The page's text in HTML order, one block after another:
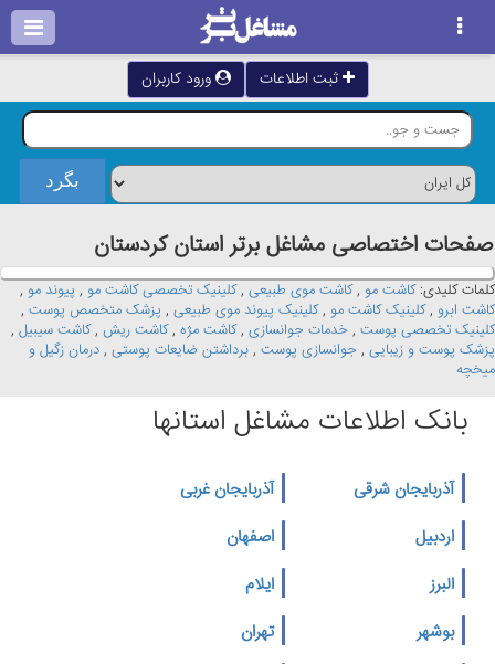
ثبت اطلاعات ورود کاربران
صفحات اختصاصی مشاغل برتر استان كردستان
کلمات کلیدی:کاشت مو ,کاشت موی طبیعی ,کلینیک تخصصی کاشت مو , پیوند مو ,
کاشت ابرو ,کلینیک کاشت مو ,کلینیک پیوند موی طبیعی , پزشک متخصص پوست ,
کلینیک تخصصی پوست , خدمات جوانسازی ,کاشت مژه ,کاشت ریش ,کاشت سیبیل ,
پزشک پوست و زیبایی , جوانسازی پوست , برداشتن ضایعات پوستی , درمان زگیل و
میخچه
بانک اطلاعات مشاغل استانها
آذربایجان شرقی
آذربایجان غربی
اردبیل
اصفهان
البرز
ایلام
بوشهر
تهران